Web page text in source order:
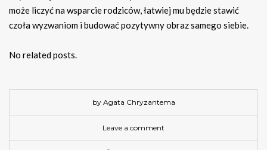
może liczyć na wsparcie rodziców, łatwiej mu będzie stawić
czoła wyzwaniom i budować pozytywny obraz samego siebie.
No related posts.
by Agata Chryzantema
Leave a comment